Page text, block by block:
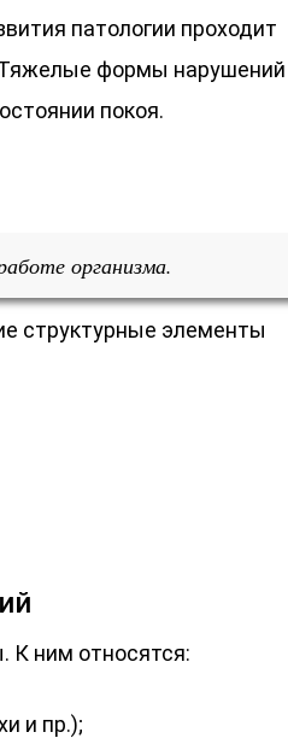
патологии проходит
Тяжелые формы нарушений
покоя.
организма.
структурные элементы
К ним относятся:
и пр.);